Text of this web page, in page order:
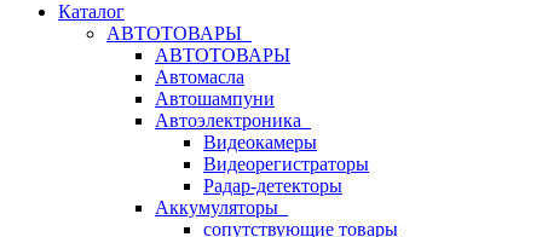
Каталог
АВТОТОВАРЫ
АВТОТОВАРЫ
Автомасла
Автошампуни
Автоэлектроника
Видеокамеры
Видеорегистраторы
Радар-детекторы
Аккумуляторы
сопутствующие товары